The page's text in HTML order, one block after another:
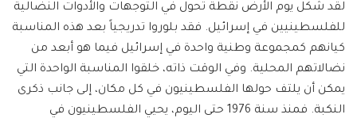
لقد شكل يوم الأرض نقطة تحول في التوجهات والأدوات النضالية
للفلسطينيين في إسرائيل. فقد بلوروا تدريجياً بعد هذه المناسبة
كيانهم كمجموعة وطنية واحدة في إسرائيل فيما هو أبعد من
نضالاتهم المحلية. وفي الوقت ذاته، خلقوا المناسبة الواحدة التي
يمكن أن يلتف حولها الفلسطينيون في كل مكان، إلى جانب ذكرى
النكبة. فمنذ سنة 1976 حتى اليوم، يحيي الفلسطينيون في